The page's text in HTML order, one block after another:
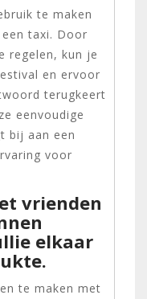
te maken
taxi. Door
regelen, kun je
en ervoor
terugkeert
eenvoudige
bij aan een
voor
vrienden
elkaar
te maken met